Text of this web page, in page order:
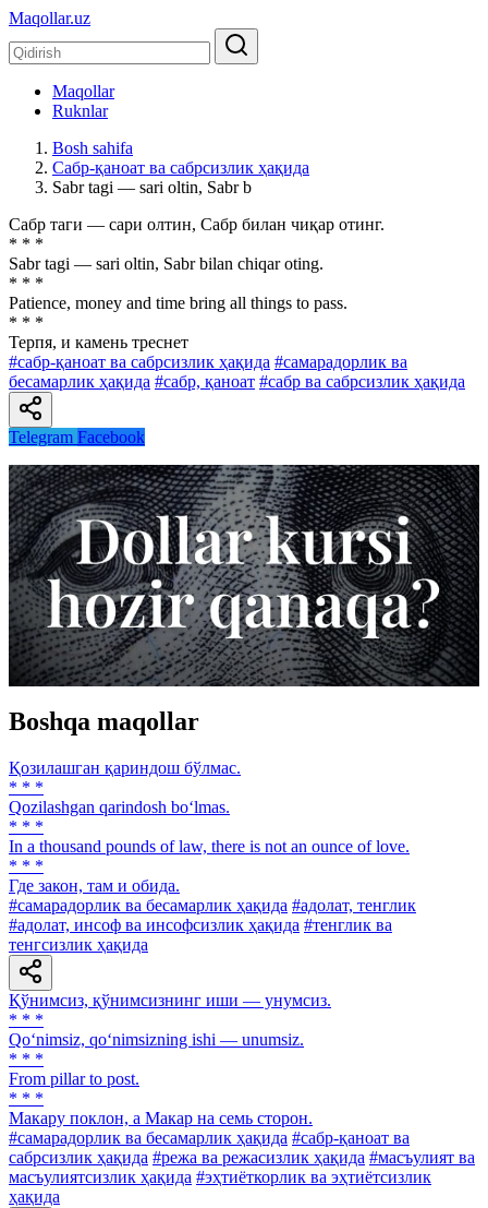
Maqollar.uz
Maqollar
Ruknlar
Bosh sahifa
Сабр-қаноат ва сабрсизлик ҳақида
Sabr tagi — sari oltin, Sabr b
Сабр таги — сари олтин, Сабр билан чиқар отинг.
* * *
Sabr tagi — sari oltin, Sabr bilan chiqar oting.
* * *
Patience, money and time bring all things to pass.
* * *
Терпя, и камень треснет
#сабр-қаноат ва сабрсизлик ҳақида #самарадорлик ва
бесамарлик ҳақида #сабр, қаноат #сабр ва сабрсизлик ҳақида
Telegram Facebook
Boshqa maqollar
Қозилашган қариндош бўлмас.
* * *
Qozilashgan qarindosh bo‘lmas.
* * *
In a thousand pounds of law, there is not an ounce of love.
* * *
Где закон, там и обида.
#самарадорлик ва бесамарлик ҳақида #адолат, тенглик
#адолат, инсоф ва инсофсизлик ҳақида #тенглик ва
тенгсизлик ҳақида
Қўнимсиз, қўнимсизнинг иши — унумсиз.
* * *
Qo‘nimsiz, qo‘nimsizning ishi — unumsiz.
* * *
From pillar to post.
* * *
Макару поклон, а Макар на семь сторон.
#самарадорлик ва бесамарлик ҳақида #сабр-қаноат ва
сабрсизлик ҳақида #режа ва режасизлик ҳақида #масъулият ва
масъулиятсизлик ҳақида #эҳтиёткорлик ва эҳтиётсизлик
ҳақида